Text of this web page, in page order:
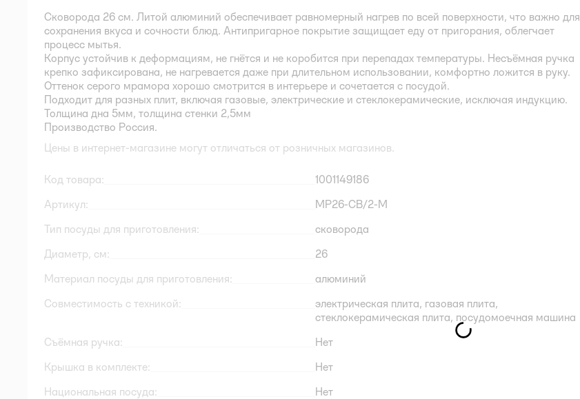
Сковорода 26 см. Литой алюминий обеспечивает равномерный нагрев по всей поверхности, что важно для
сохранения вкуса и сочности блюд. Антипригарное покрытие защищает еду от пригорания, облегчает
процесс мытья.
Корпус устойчив к деформациям, не гнётся и не коробится при перепадах температуры. Несъёмная ручка
крепко зафиксирована, не нагревается даже при длительном использовании, комфортно ложится в руку.
Оттенок серого мрамора хорошо смотрится в интерьере и сочетается с посудой.
Подходит для разных плит, включая газовые, электрические и стеклокерамические, исключая индукцию.
Толщина дна 5мм, толщина стенки 2,5мм
Производство Россия.
Цены в интернет-магазине могут отличаться от розничных магазинов.
Код товара:
1001149186
Артикул:
МР26-СВ/2-М
Тип посуды для приготовления:
сковорода
Диаметр, см:
26
Материал посуды для приготовления:
алюминий
Совместимость с техникой:
электрическая плита, газовая плита,
стеклокерамическая плита, посудомоечная машина
Съёмная ручка:
Нет
Крышка в комплекте:
Нет
Национальная посуда:
Нет